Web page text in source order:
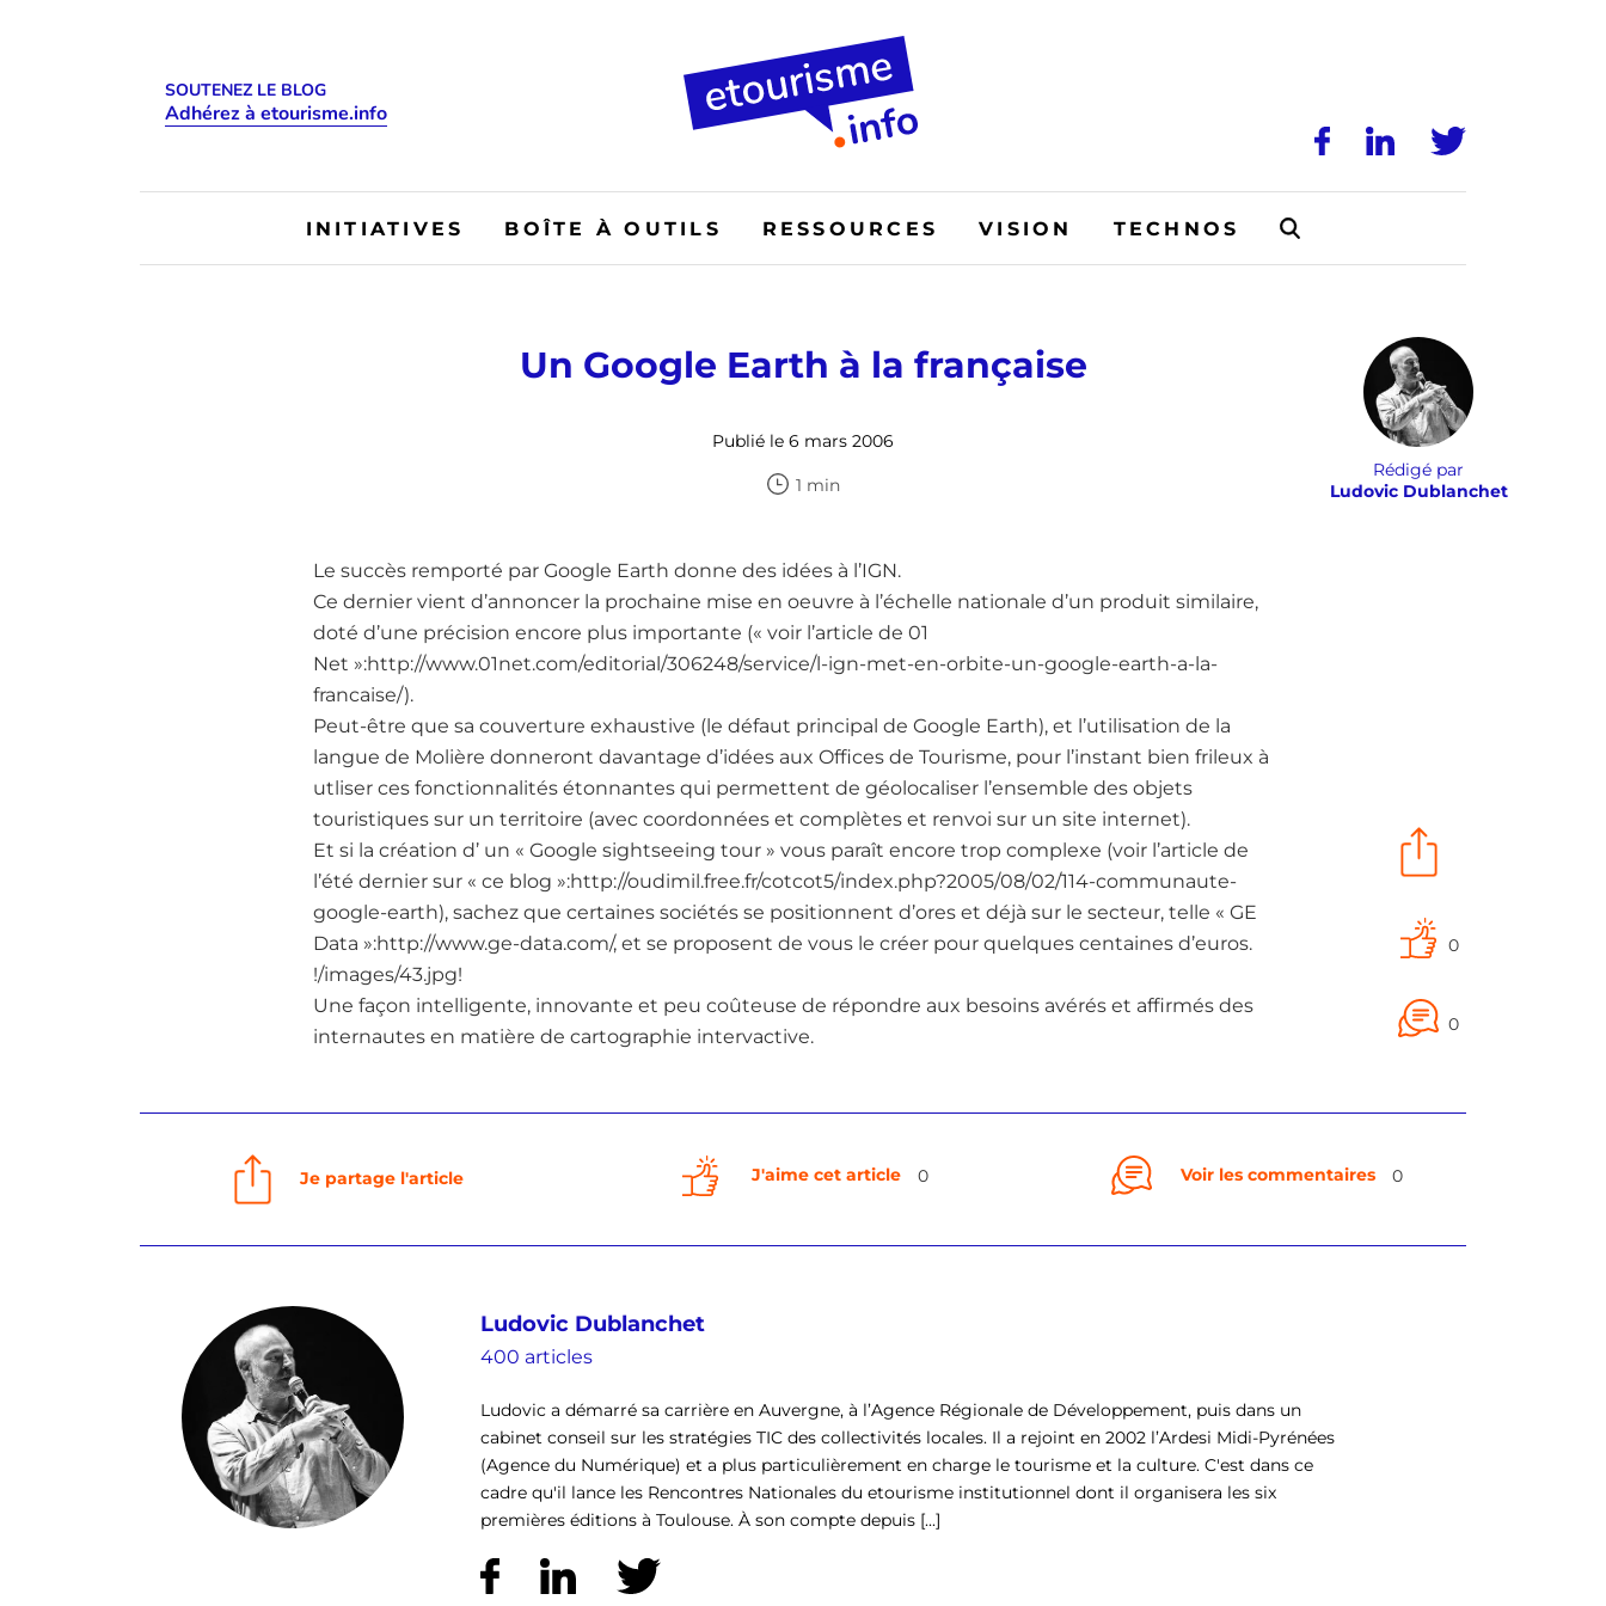
SOUTENEZ LE BLOG
Adhérez à etourisme.info
INITIATIVES BOÎTE À OUTILS RESSOURCES VISION TECHNOS
Un Google Earth à la française
Publié le 6 mars 2006
1 min
Rédigé par
Ludovic Dublanchet
0
0
Le succès remporté par Google Earth donne des idées à l’IGN.
Ce dernier vient d’annoncer la prochaine mise en oeuvre à l’échelle nationale d’un produit similaire,
doté d’une précision encore plus importante (« voir l’article de 01
Net »:http://www.01net.com/editorial/306248/service/l-ign-met-en-orbite-un-google-earth-a-la-
francaise/).
Peut-être que sa couverture exhaustive (le défaut principal de Google Earth), et l’utilisation de la
langue de Molière donneront davantage d’idées aux Offices de Tourisme, pour l’instant bien frileux à
utliser ces fonctionnalités étonnantes qui permettent de géolocaliser l’ensemble des objets
touristiques sur un territoire (avec coordonnées et complètes et renvoi sur un site internet).
Et si la création d’ un « Google sightseeing tour » vous paraît encore trop complexe (voir l’article de
l’été dernier sur « ce blog »:http://oudimil.free.fr/cotcot5/index.php?2005/08/02/114-communaute-
google-earth), sachez que certaines sociétés se positionnent d’ores et déjà sur le secteur, telle « GE
Data »:http://www.ge-data.com/, et se proposent de vous le créer pour quelques centaines d’euros.
!/images/43.jpg!
Une façon intelligente, innovante et peu coûteuse de répondre aux besoins avérés et affirmés des
internautes en matière de cartographie intervactive.
Je partage l'article J'aime cet article 0 Voir les commentaires 0
Ludovic Dublanchet
400 articles
Ludovic a démarré sa carrière en Auvergne, à l’Agence Régionale de Développement, puis dans un
cabinet conseil sur les stratégies TIC des collectivités locales. Il a rejoint en 2002 l’Ardesi Midi-Pyrénées
(Agence du Numérique) et a plus particulièrement en charge le tourisme et la culture. C'est dans ce
cadre qu'il lance les Rencontres Nationales du etourisme institutionnel dont il organisera les six
premières éditions à Toulouse. À son compte depuis [...]